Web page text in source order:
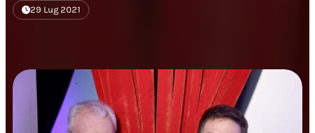
29 Lug 2021